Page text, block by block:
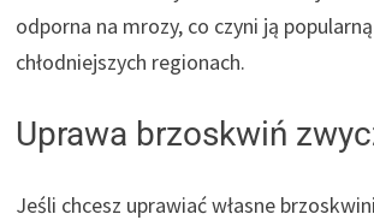
odporna na mrozy, co czyni ją
chłodniejszych regionach.
Uprawa brzoskwiń
Jeśli chcesz uprawiać własne